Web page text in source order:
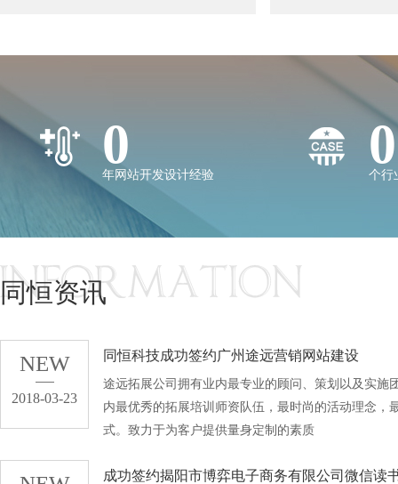
0
年网站开发设计经验
0
个行
同恒资讯
NEW
2018-03-23
同恒科技成功签约广州途远营销网站建设
途远拓展公司拥有业内最专业的顾问、策划以及实施
内最优秀的拓展培训师资队伍，最时尚的活动理念，
式。致力于为客户提供量身定制的素质
成功签约揭阳市博弈电子商务有限公司微信读